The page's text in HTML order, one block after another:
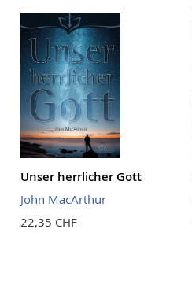
Unser herrlicher Gott
John MacArthur
22,35 CHF